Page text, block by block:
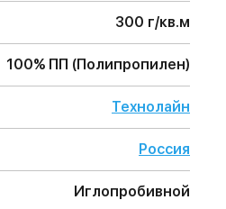
300 г/кв.м
100% ПП (Полипропилен)
Технолайн
Россия
Иглопробивной